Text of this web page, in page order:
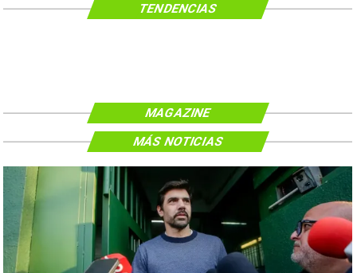
TENDENCIAS
MAGAZINE
MÁS NOTICIAS